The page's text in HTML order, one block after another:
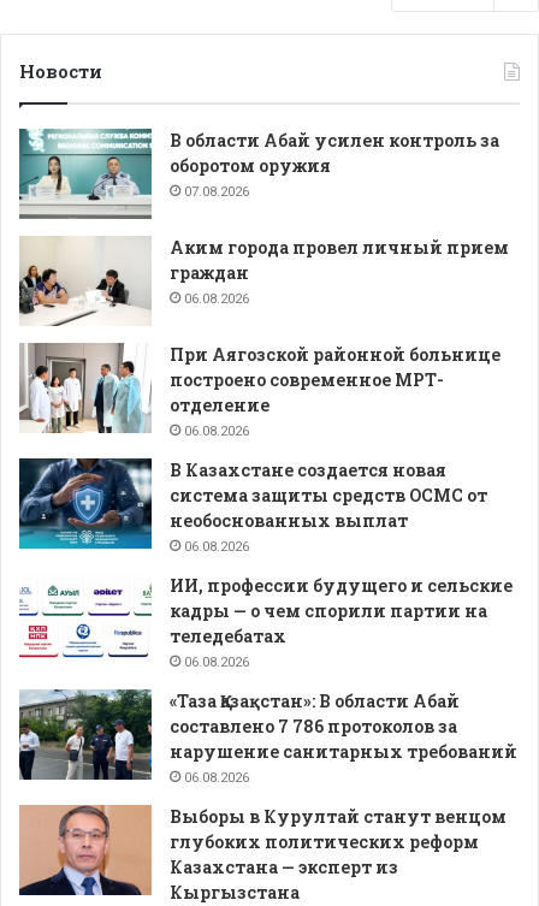
Новости
В области Абай усилен контроль за
оборотом оружия
07.08.2026
Аким города провел личный прием
граждан
06.08.2026
При Аягозской районной больнице
построено современное МРТ-
отделение
06.08.2026
В Казахстане создается новая
система защиты средств ОСМС от
необоснованных выплат
06.08.2026
ИИ, профессии будущего и сельские
кадры — о чем спорили партии на
теледебатах
06.08.2026
«Таза Қазақстан»: В области Абай
составлено 7 786 протоколов за
нарушение санитарных требований
06.08.2026
Выборы в Курултай станут венцом
глубоких политических реформ
Казахстана — эксперт из
Кыргызстана